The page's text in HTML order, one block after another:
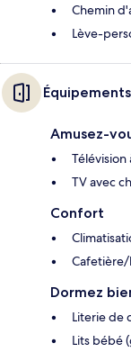
Chemin
Lève-
Amusez-
Télévision
TV avec
Confort
Dormez
Literie de
Lits bébé